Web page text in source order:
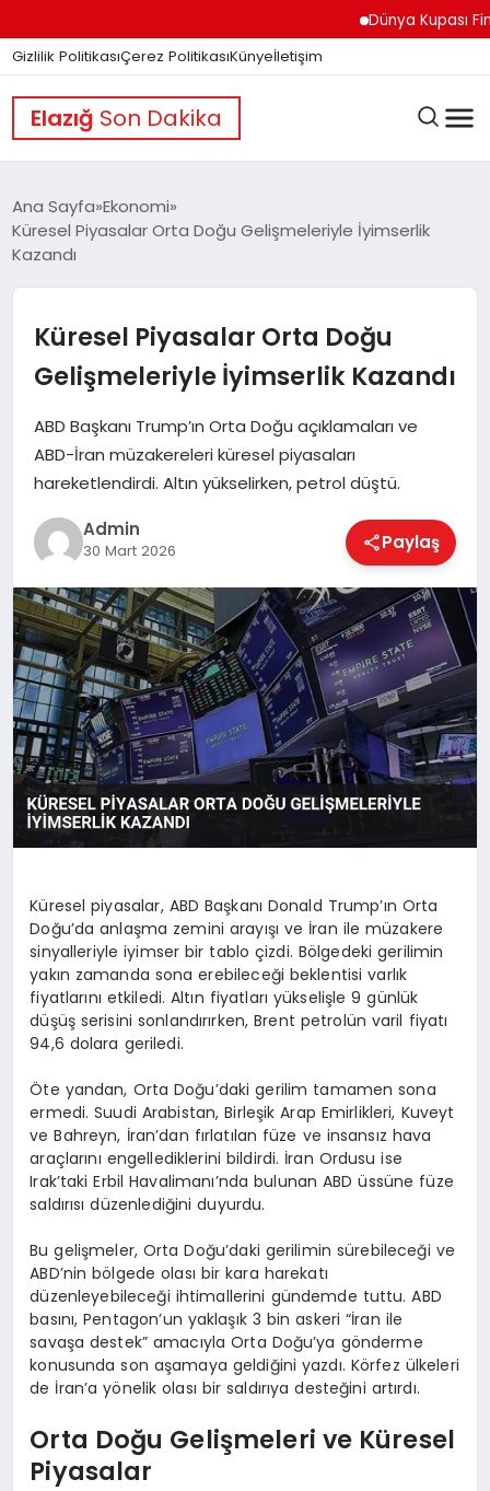
Dünya Kupası Finali
Gizlilik PolitikasıÇerez PolitikasıKünyeİletişim
Elazığ Son Dakika
GÜNDEM
DÜNYA
EĞITIM
MAGAZIN
SAĞLIK
SPOR
TEKNOLOJI
Ana Sayfa Ekonomi
Küresel Piyasalar Orta Doğu Gelişmeleriyle İyimserlik
Kazandı
Küresel Piyasalar Orta Doğu
Gelişmeleriyle İyimserlik Kazandı
ABD Başkanı Trump’ın Orta Doğu açıklamaları ve
ABD-İran müzakereleri küresel piyasaları
hareketlendirdi. Altın yükselirken, petrol düştü.
Admin
30 Mart 2026 Paylaş
Küresel piyasalar, ABD Başkanı Donald Trump’ın Orta
Doğu’da anlaşma zemini arayışı ve İran ile müzakere
sinyalleriyle iyimser bir tablo çizdi. Bölgedeki gerilimin
yakın zamanda sona erebileceği beklentisi varlık
fiyatlarını etkiledi. Altın fiyatları yükselişle 9 günlük
düşüş serisini sonlandırırken, Brent petrolün varil fiyatı
94,6 dolara geriledi.
Öte yandan, Orta Doğu’daki gerilim tamamen sona
ermedi. Suudi Arabistan, Birleşik Arap Emirlikleri, Kuveyt
ve Bahreyn, İran’dan fırlatılan füze ve insansız hava
araçlarını engellediklerini bildirdi. İran Ordusu ise
Irak’taki Erbil Havalimanı’nda bulunan ABD üssüne füze
saldırısı düzenlediğini duyurdu.
Bu gelişmeler, Orta Doğu’daki gerilimin sürebileceği ve
ABD’nin bölgede olası bir kara harekatı
düzenleyebileceği ihtimallerini gündemde tuttu. ABD
basını, Pentagon’un yaklaşık 3 bin askeri “İran ile
savaşa destek” amacıyla Orta Doğu’ya gönderme
konusunda son aşamaya geldiğini yazdı. Körfez ülkeleri
de İran’a yönelik olası bir saldırıya desteğini artırdı.
Orta Doğu Gelişmeleri ve Küresel
Piyasalar